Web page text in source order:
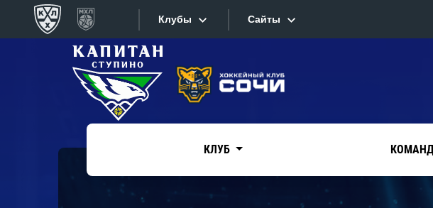
Клубы
Конференция «Запад»
Дивизион Боброва
Ак Барс
Сайты
Сайты
Текстовые трансляции
КЛУБ